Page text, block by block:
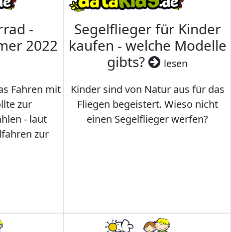
-
2022
Fahren mit
zur
- laut
zur
Segelflieger für Kinder
kaufen - welche Modelle
gibts?
lesen
Kinder sind von Natur aus für das
Fliegen begeistert. Wieso nicht
einen Segelflieger werfen?